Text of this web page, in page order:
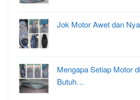
Jok Motor Awet dan
Mengapa Setiap Motor
Butuh…